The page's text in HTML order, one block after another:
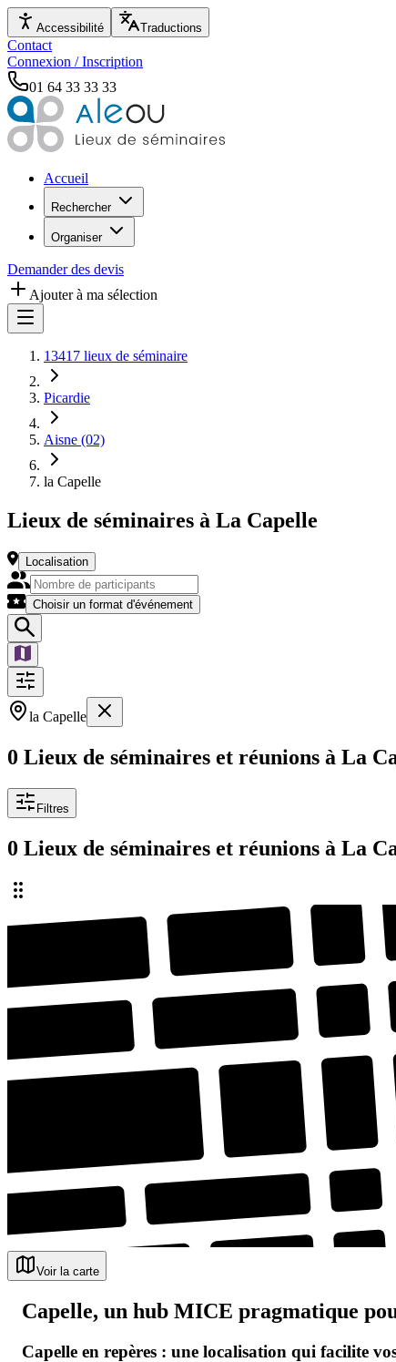
Accessibilité Traductions
Contact
Connexion / Inscription
01 64 33 33 33
Accueil
Rechercher
Organiser
Demander des devis
Ajouter à ma sélection
13417 lieux de séminaire
Picardie
Aisne (02)
la Capelle
Lieux de séminaires à La Capelle
Localisation
Choisir un format d'événement
la Capelle
0 Lieux de séminaires et réunions à La
Filtres
0 Lieux de séminaires et réunions à La
Voir la carte
Capelle, un hub MICE pragmatique
Capelle en repères : une localisation qui facilite